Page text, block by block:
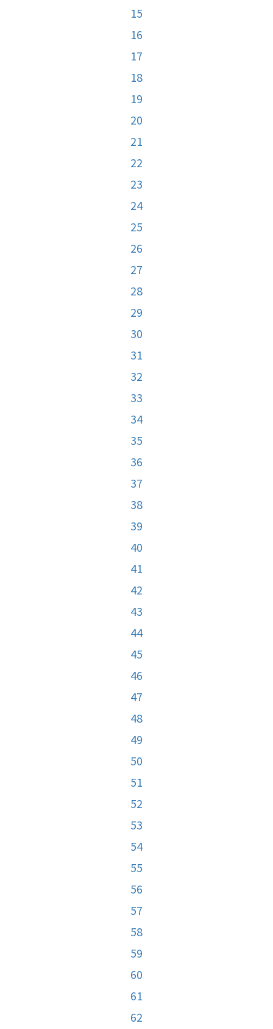
15
16
17
18
19
20
21
22
23
24
25
26
27
28
29
30
31
32
33
34
35
36
37
38
39
40
41
42
43
44
45
46
47
48
49
50
51
52
53
54
55
56
57
58
59
60
61
62